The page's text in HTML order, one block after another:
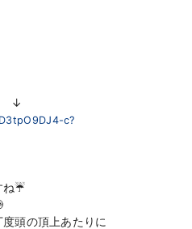
↓
c?
☔️
頭の頂上あたりに